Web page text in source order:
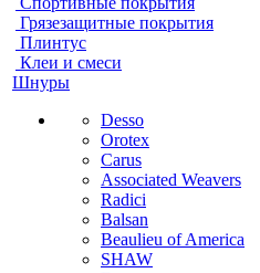
Грязезащитные покрытия
Плинтус
Клеи и смеси
Шнуры
Desso
Orotex
Carus
Associated Weavers
Radici
Balsan
Beaulieu of America
SHAW